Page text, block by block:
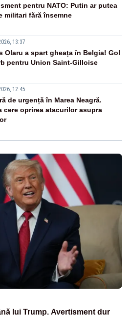
pentru NATO: Putin ar putea
militari fără însemne
13:37
Olaru a spart gheața în Belgia! Gol
pentru Union Saint-Gilloise
12:45
de urgență în Marea Neagră.
cere oprirea atacurilor asupra
lui Trump. Avertisment dur